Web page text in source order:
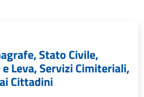
Stato Civile,
Leva, Servizi Cimiteriali,
Cittadini